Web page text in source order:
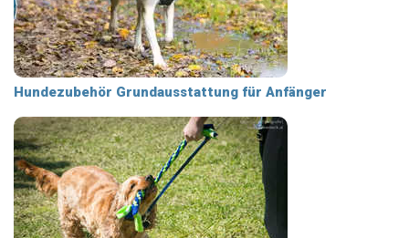
Hundezubehör Grundausstattung für Anfänger